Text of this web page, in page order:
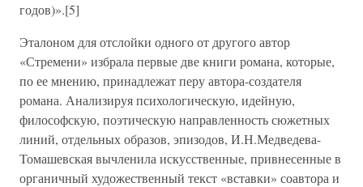
годов)».[5]
Эталоном для отслойки одного от другого автор
«Стремени» избрала первые две книги романа, которые,
по ее мнению, принадлежат перу автора-создателя
романа. Анализируя психологическую, идейную,
философскую, поэтическую направленность сюжетных
линий, отдельных образов, эпизодов, И.Н.Медведева-
Томашевская вычленила искусственные, привнесенные в
органичный художественный текст «вставки» соавтора и